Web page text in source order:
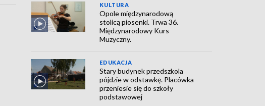
KULTURA
Opole międzynarodową
stolicą piosenki. Trwa 36.
Międzynarodowy Kurs
Muzyczny.
EDUKACJA
Stary budynek przedszkola
pójdzie w odstawkę. Placówka
przeniesie się do szkoły
podstawowej